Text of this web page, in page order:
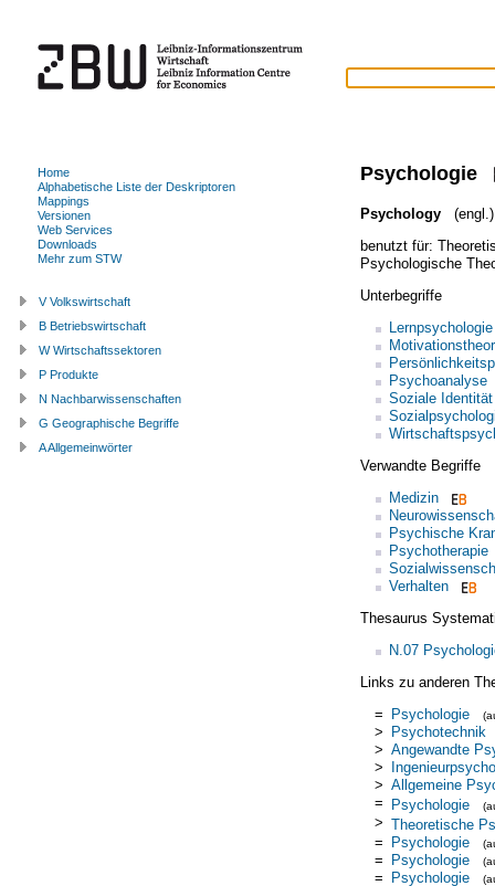
Psychologie
Psychology
(engl.)
benutzt für:
Psychologische
Unterbegriffe
Lernpsychologie
Psychoanalyse
Soziale Identität
Verwandte Begriffe
Medizin
Psychische
Psychotherapie
Verhalten
Thesaurus
N.07
Links zu anderen
= Psychologie
> Psychotechnik
> Angewandte
>
> Allgemeine
= Psychologie
> Theoretische
= Psychologie
= Psychologie
= Psychologie
Home
Alphabetische Liste der Deskriptoren
Mappings
Versionen
Web Services
Downloads
Mehr zum STW
V Volkswirtschaft
B Betriebswirtschaft
W Wirtschaftssektoren
P Produkte
N Nachbarwissenschaften
G Geographische Begriffe
A Allgemeinwörter